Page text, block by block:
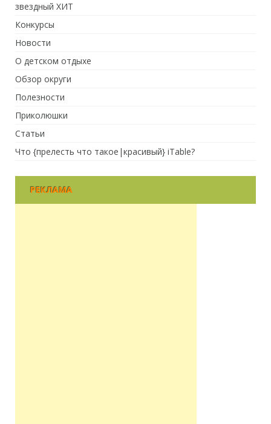
звездный ХИТ
Конкурсы
Новости
О детском отдыхе
Обзор округи
Полезности
Приколюшки
Статьи
Что {прелесть что такое|красивый} iTable?
РЕКЛАМА